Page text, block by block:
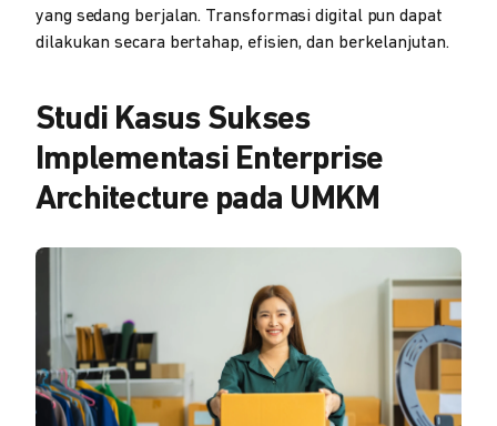
yang sedang berjalan. Transformasi digital pun dapat
dilakukan secara bertahap, efisien, dan berkelanjutan.
Studi Kasus Sukses
Implementasi Enterprise
Architecture pada UMKM